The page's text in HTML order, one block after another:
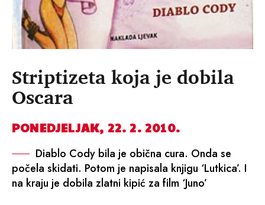
Striptizeta koja je dobila
Oscara
PONEDJELJAK, 22. 2. 2010.
Diablo Cody bila je obična cura. Onda se
počela skidati. Potom je napisala knjigu ‘Lutkica’. I
na kraju je dobila zlatni kipić za film ‘Juno’